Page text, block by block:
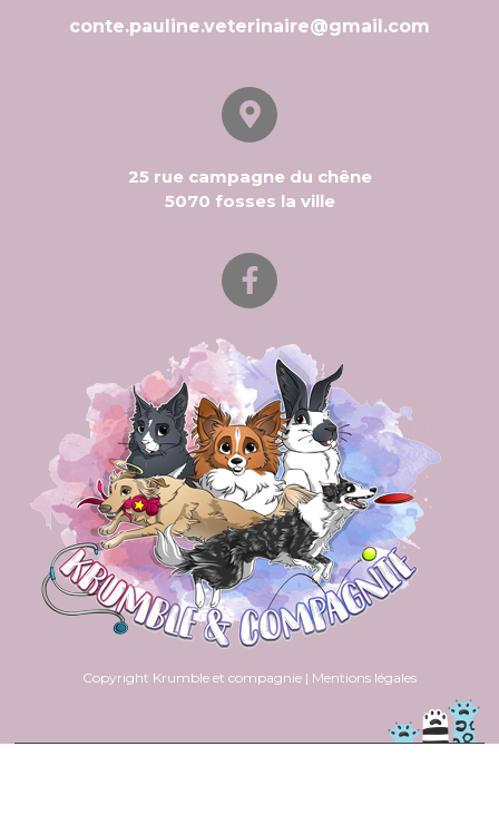
Copyright Krumble et compagnie | Mentions légales
25 rue campagne du chêne
5070 fosses la ville
conte.pauline.veterinaire@gmail.com